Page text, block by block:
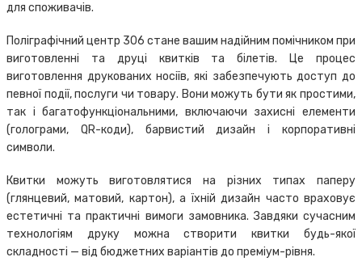
для споживачів.
Поліграфічний центр 306 стане вашим надійним помічником при
виготовленні та друці квитків та білетів. Це процес
виготовлення друкованих носіїв, які забезпечують доступ до
певної події, послуги чи товару. Вони можуть бути як простими,
так і багатофункціональними, включаючи захисні елементи
(голограми, QR-коди), барвистий дизайн і корпоративні
символи.
Квитки можуть виготовлятися на різних типах паперу
(глянцевий, матовий, картон), а їхній дизайн часто враховує
естетичні та практичні вимоги замовника. Завдяки сучасним
технологіям друку можна створити квитки будь-якої
складності — від бюджетних варіантів до преміум-рівня.